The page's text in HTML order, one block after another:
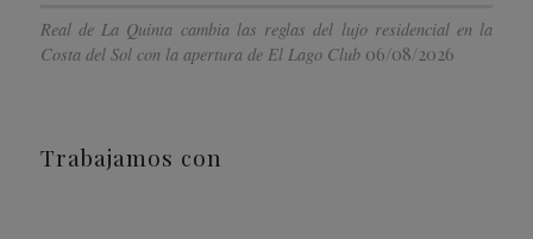
Real de La Quinta cambia las reglas del lujo residencial en la
Costa del Sol con la apertura de El Lago Club 06/08/2026
Trabajamos con